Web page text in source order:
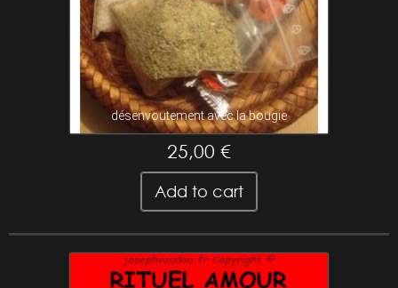
désenvoutement avec la bougie
25,00 €
Add to cart